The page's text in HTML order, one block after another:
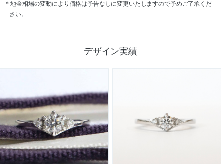
＊地金相場の変動により価格は予告なしに変更いたしますので予めご了承くだ
さい。
デザイン実績